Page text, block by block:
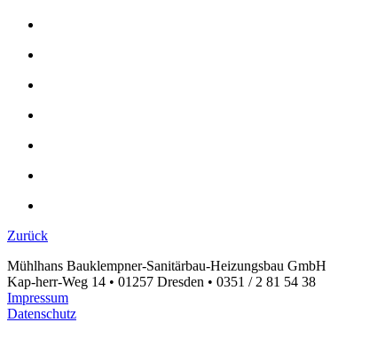
Zurück
Mühlhans Bauklempner-Sanitärbau-Heizungsbau GmbH
Kap-herr-Weg 14 • 01257 Dresden • 0351 / 2 81 54 38
Impressum
Datenschutz